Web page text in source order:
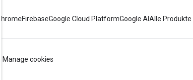
ChromeFirebaseGoogle Cloud PlatformGoogle AI Alle Produkte
Manage cookies